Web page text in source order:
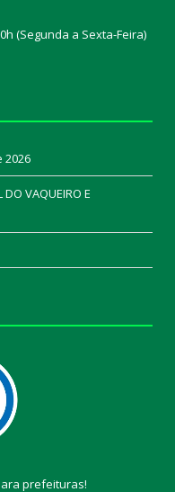
(Segunda a Sexta-Feira)
2026
DO VAQUEIRO E
prefeituras!